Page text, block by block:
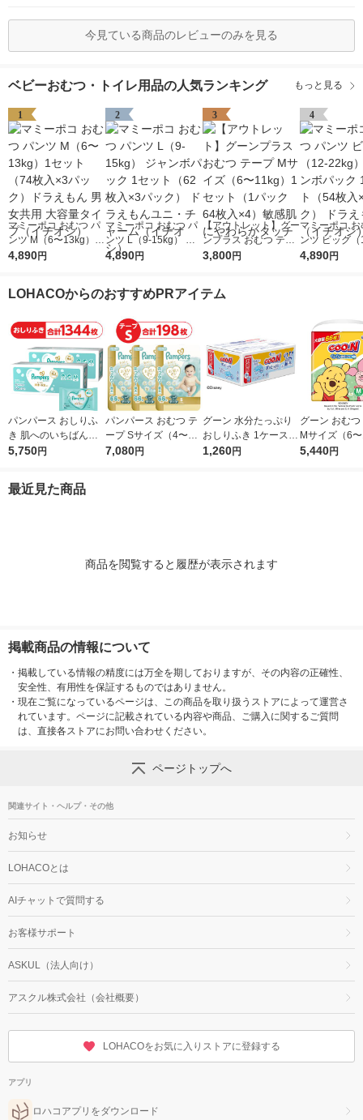
今見ている商品のレビューのみを見る
ベビーおむつ・トイレ用品の人気ランキング もっと見る
1
マミーポコ おむつ パ
ンツ M（6〜13kg）1
セット（74枚入×3パ
（イチオシ）
4,890円
2
マミーポコ おむつ パ
ンツ L（9-15kg） ジ
ャンボパック 1セット
ーム（イチオシ）
4,890円
3
【アウトレット】グー
ンプラス おむつ テー
プ Mサイズ（6〜11k
やわらかタッチ
3,800円
4
マミーポコ
ンツ ビッグ
g） ジャンボ
4,890円
LOHACOからのおすすめPRアイテム
パンパース おしりふ
き 肌へのいちばん（5
6枚×12個）2ケース P
5,750円
パンパース おむつ テ
ープ Sサイズ（4〜8k
g）1セット（66枚入×
7,080円
グーン 水分たっぷり
おしりふき 1ケース
（70枚入×12パック）
1,260円
グーン おむ
Mサイズ（6
1セット（66
5,440円
最近見た商品
商品を閲覧すると履歴が表示されます
掲載商品の情報について
・ 掲載している情報の精度には万全を期しておりますが、その内容の正確性、
安全性、有用性を保証するものではありません。
・ 現在ご覧になっているページは、この商品を取り扱うストアによって運営さ
れています。ページに記載されている内容や商品、ご購入に関するご質問
は、直接各ストアにお問い合わせください。
ページトップへ
関連サイト・ヘルプ・その他
お知らせ
LOHACOとは
AIチャットで質問する
お客様サポート
ASKUL（法人向け）
アスクル株式会社（会社概要）
LOHACOをお気に入りストアに登録する
アプリ
ロハコアプリをダウンロード